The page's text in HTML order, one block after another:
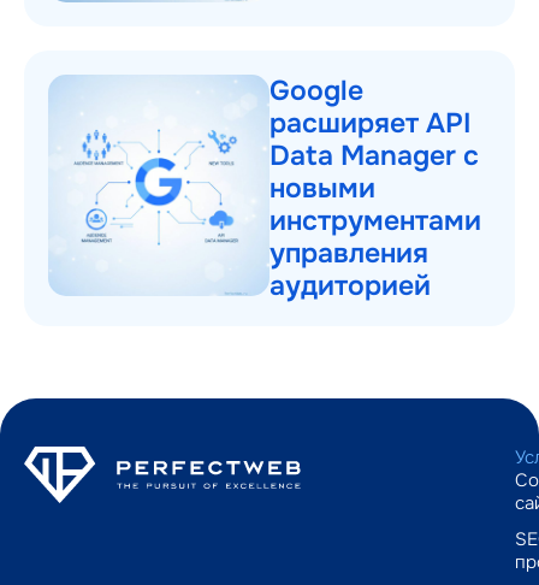
Google
расширяет API
Data Manager с
новыми
инструментами
управления
аудиторией